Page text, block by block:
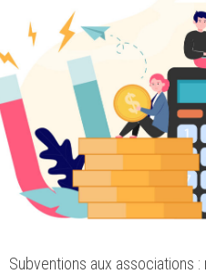
Subventions aux associations